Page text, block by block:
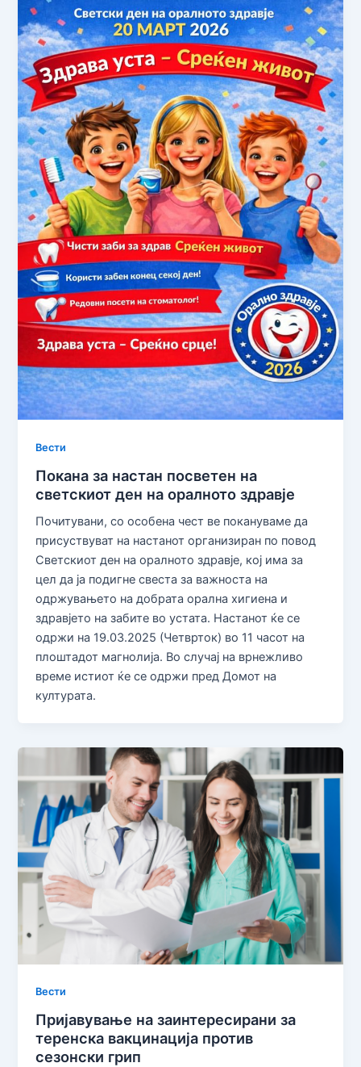
Вести
Покана за настан посветен на
светскиот ден на оралното здравје
Почитувани, со особена чест ве покануваме да
присуствуват на настанот организиран по повод
Светскиот ден на оралното здравје, кој има за
цел да ја подигне свеста за важноста на
одржувањето на добрата орална хигиена и
здравјето на забите во устата. Настанот ќе се
одржи на 19.03.2025 (Четврток) во 11 часот на
плоштадот магнолија. Во случај на врнежливо
време истиот ќе се одржи пред Домот на
културата.
Вести
Пријавување на заинтересирани за
теренска вакцинација против
сезонски грип